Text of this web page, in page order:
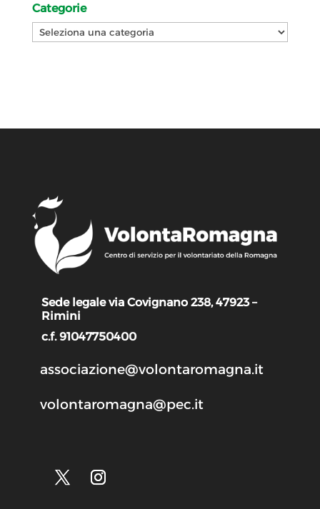
Categorie
Categorie
Sede legale via Covignano 238, 47923 –
Rimini
c.f. 91047750400
associazione@volontaromagna.it
volontaromagna@pec.it